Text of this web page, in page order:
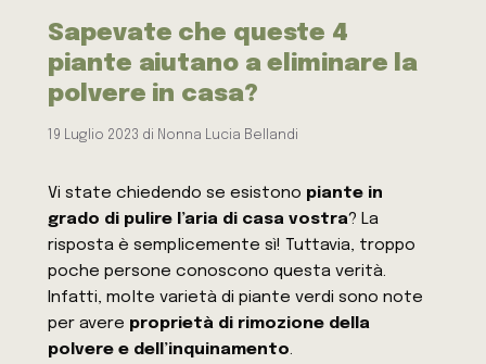
Sapevate che queste 4
piante aiutano a eliminare la
polvere in casa?
19 Luglio 2023 di Nonna Lucia Bellandi
Vi state chiedendo se esistono piante in
grado di pulire l’aria di casa vostra? La
risposta è semplicemente sì! Tuttavia, troppo
poche persone conoscono questa verità.
Infatti, molte varietà di piante verdi sono note
per avere proprietà di rimozione della
polvere e dell’inquinamento.